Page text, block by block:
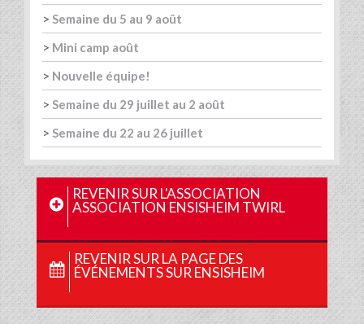
> Semaine du 5 au 9 août
> Mini camp août
> Nouvelle équipe!
> Semaine du 29 juillet au 2 août
> Semaine du 22 au 26 juillet
REVENIR SUR L'ASSOCIATION
ASSOCIATION ENSISHEIM TWIRL
REVENIR SUR LA PAGE DES
ÉVÉNEMENTS SUR ENSISHEIM